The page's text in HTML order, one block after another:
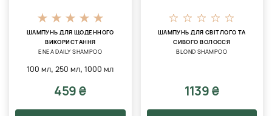
ШАМПУНЬ ДЛЯ ЩОДЕННОГО
ВИКОРИСТАННЯ
ENEA DAILY SHAMPOO
100 мл,250 мл,1000 мл
459 ₴
ШАМПУНЬ ДЛЯ СВІТЛОГО ТА
СИВОГО ВОЛОССЯ
BLOND SHAMPOO
1139 ₴